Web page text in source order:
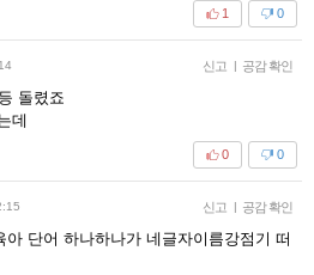
0
1
신고 | 공감 확인
돌렸죠
데
0
0
신고 | 공감 확인
단어 하나하나가 네글자이름강점기 떠